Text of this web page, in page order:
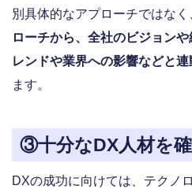
別具体的なアプローチではなく
ローチから、全社のビジョン
レンドや業界への影響などと
ます。
③十分なDX人材を
DXの成功に向けては、テクノ